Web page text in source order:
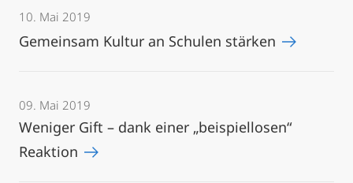
10. Mai 2019
Gemeinsam Kultur an Schulen stärken
09. Mai 2019
Weniger Gift – dank einer „beispiellosen“
Reaktion